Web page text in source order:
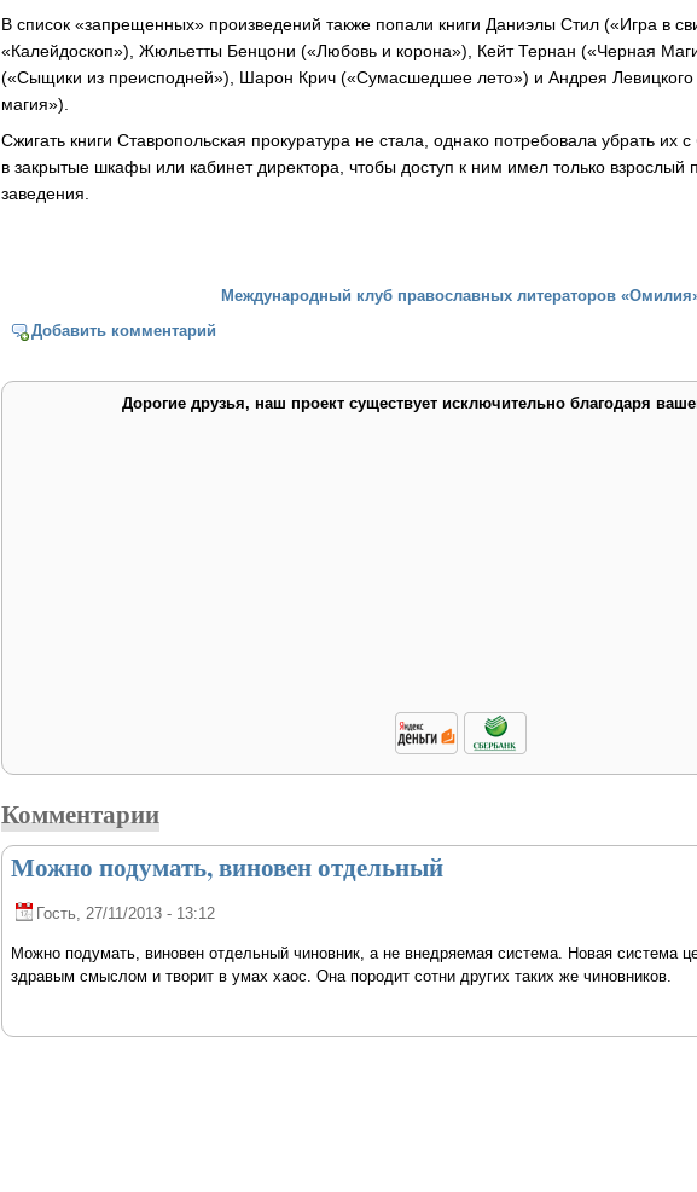
В список «запрещенных» произведений также попали книги Даниэлы Стил («Игра в
«Калейдоскоп»), Жюльетты Бенцони («Любовь и корона»), Кейт Тернан («Черная
(«Сыщики из преисподней»), Шарон Крич («Сумасшедшее лето») и Андрея Левицкого
магия»).
Сжигать книги Ставропольская прокуратура не стала, однако потребовала убрать их
в закрытые шкафы или кабинет директора, чтобы доступ к ним имел только взрослый
заведения.
Международный клуб православных литераторов
Добавить комментарий
Дорогие друзья, наш проект существует исключительно благодаря
Комментарии
Можно подумать, виновен отдельный
Гость, 27/11/2013 - 13:12
Можно подумать, виновен отдельный чиновник, а не внедряемая система. Новая система
здравым смыслом и творит в умах хаос. Она породит сотни других таких же чиновников.